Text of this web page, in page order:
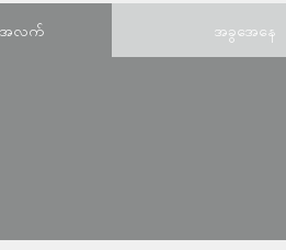
အလက် အခွအေနေ